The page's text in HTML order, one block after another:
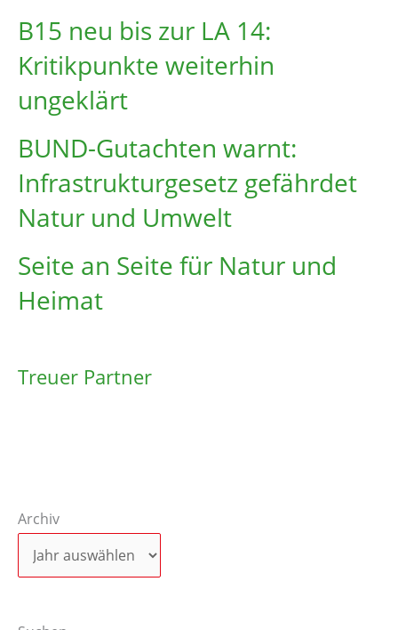
B15 neu bis zur LA 14:
Kritikpunkte weiterhin
ungeklärt
BUND-Gutachten warnt:
Infrastruktur­gesetz gefährdet
Natur und Umwelt
Seite an Seite für Natur und
Heimat
Treuer Partner
Archiv